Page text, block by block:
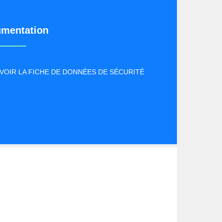
VOIR LA FICHE DE DONNÉES DE SÉCURITÉ